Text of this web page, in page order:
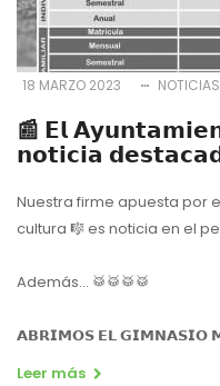
18 MARZO 2023 NOTICIAS
📰 𝗘𝗹
𝗻𝗼𝘁𝗶𝗰𝗶𝗮
Nuestra firme apuesta por
cultura 🎼 es noticia en el
Además... 🥁🥁🥁🥁
𝗔𝗕𝗥𝗜𝗠𝗢𝗦 𝗘𝗟 𝗚𝗜𝗠𝗡𝗔𝗦𝗜𝗢
Leer más